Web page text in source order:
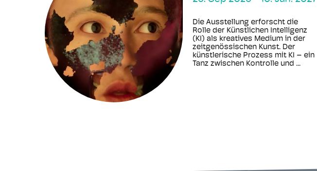
Die Ausstellung erforscht die
Rolle der Künstlichen Intelligenz
(KI) als kreatives Medium in der
zeitgenössischen Kunst. Der
künstlerische Prozess mit KI – ein
Tanz zwischen Kontrolle und ...